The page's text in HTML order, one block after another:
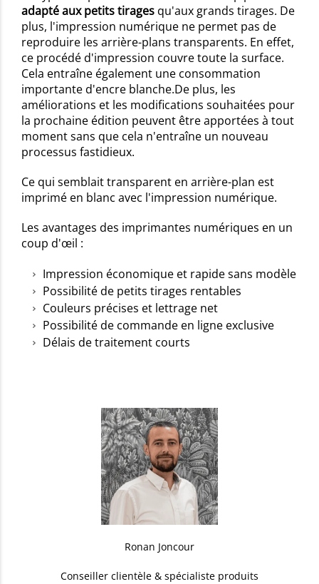
adapté aux petits tirages qu'aux grands tirages. De
plus, l'impression numérique ne permet pas de
reproduire les arrière-plans transparents. En effet,
ce procédé d'impression couvre toute la surface.
Cela entraîne également une consommation
importante d'encre blanche.De plus, les
améliorations et les modifications souhaitées pour
la prochaine édition peuvent être apportées à tout
moment sans que cela n'entraîne un nouveau
processus fastidieux.
Ce qui semblait transparent en arrière-plan est
imprimé en blanc avec l'impression numérique.
Les avantages des imprimantes numériques en un
coup d'œil :
Impression économique et rapide sans modèle
Possibilité de petits tirages rentables
Couleurs précises et lettrage net
Possibilité de commande en ligne exclusive
Délais de traitement courts
Ronan Joncour
Conseiller clientèle & spécialiste produits